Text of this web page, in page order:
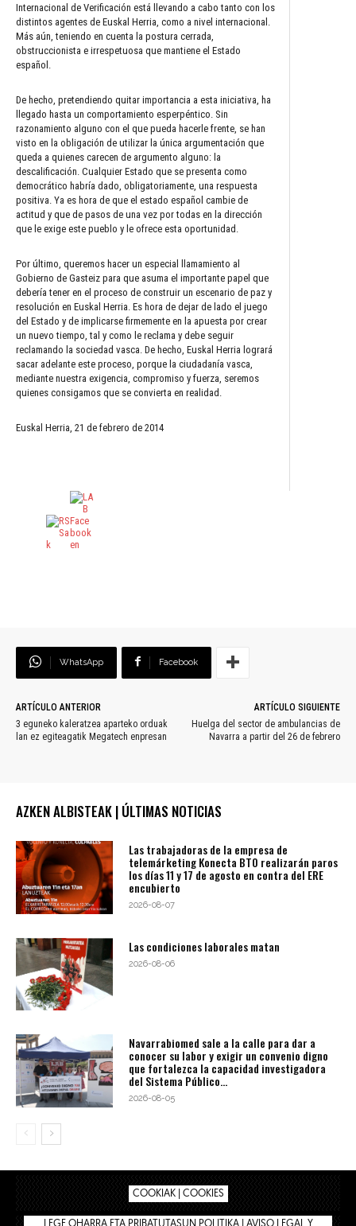
Internacional de Verificación está llevando a cabo tanto con los
distintos agentes de Euskal Herria, como a nivel internacional.
Más aún, teniendo en cuenta la postura cerrada,
obstruccionista e irrespetuosa que mantiene el Estado
español.
De hecho, pretendiendo quitar importancia a esta iniciativa, ha
llegado hasta un comportamiento esperpéntico. Sin
razonamiento alguno con el que pueda hacerle frente, se han
visto en la obligación de utilizar la única argumentación que
queda a quienes carecen de argumento alguno: la
descalificación. Cualquier Estado que se presenta como
democrático habría dado, obligatoriamente, una respuesta
positiva. Ya es hora de que el estado español cambie de
actitud y que de pasos de una vez por todas en la dirección
que le exige este pueblo y le ofrece esta oportunidad.
Por último, queremos hacer un especial llamamiento al
Gobierno de Gasteiz para que asuma el importante papel que
debería tener en el proceso de construir un escenario de paz y
resolución en Euskal Herria. Es hora de dejar de lado el juego
del Estado y de implicarse firmemente en la apuesta por crear
un nuevo tiempo, tal y como le reclama y debe seguir
reclamando la sociedad vasca. De hecho, Euskal Herria logrará
sacar adelante este proceso, porque la ciudadanía vasca,
mediante nuestra exigencia, compromiso y fuerza, seremos
quienes consigamos que se convierta en realidad.
Euskal Herria, 21 de febrero de 2014
WhatsApp Facebook
ARTÍCULO ANTERIOR
3 eguneko kaleratzea aparteko orduak
lan ez egiteagatik Megatech enpresan
ARTÍCULO SIGUIENTE
Huelga del sector de ambulancias de
Navarra a partir del 26 de febrero
AZKEN ALBISTEAK | ÚLTIMAS NOTICIAS
Las trabajadoras de la empresa de
telemárketing Konecta BTO realizarán paros
los días 11 y 17 de agosto en contra del ERE
encubierto
2026-08-07
Las condiciones laborales matan
2026-08-06
Navarrabiomed sale a la calle para dar a
conocer su labor y exigir un convenio digno
que fortalezca la capacidad investigadora
del Sistema Público...
2026-08-05
COOKIAK | COOKIES